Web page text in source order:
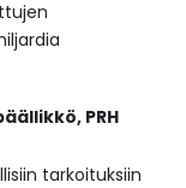
PRH
tarkoituksiin